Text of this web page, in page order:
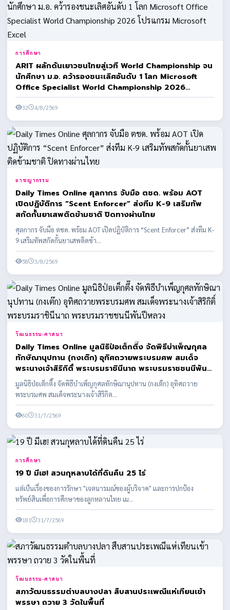
การศึกษา
ARIT ผลักดันเยาวชนไทยสู่เวที World Championship จน
นักศึกษา ม.อ. คว้ารองชนะเลิศอันดับ 1 โลก Microsoft
Office Specialist World Championship 2026
โปรแกรม Microsoft Excel
32 4/8/2569
อาชญากรรม
Daily Times Online ศุลกากร จับมือ ตชด. พร้อม AOT
เปิดปฏิบัติการ “Scent Enforcer” ส่งทีม K-9 เสริมทัพ
สกัดกั้นยาเสพติดข้ามชาติ ปิดทางผ่านไทย
ศุลกากร จับมือ ตชด. พร้อม AOT เปิดปฏิบัติการ “Scent Enforcer” ส่งทีม K-
9 เสริมทัพสกัดกั้นยาเสพติดข้า...
58 3/8/2569
วัฒนธรรม-ศาสนา
Daily Times Online มูลนิธิป่อเต็กตึ๊ง จัดพิธีบำเพ็ญกุศล
ทักษิณานุปทาน (กงเต๊ก) อุทิศถวายพระบรมศพ สมเด็จ
พระนางเจ้าสิริกิติ์ พระบรมราชินีนาถ พระบรมราชชนนีพันปี
หลวง
มูลนิธิป่อเต็กตึ๊ง จัดพิธีบำเพ็ญกุศลทักษิณานุปทาน (กงเต๊ก) อุทิศถวาย
พระบรมศพ สมเด็จพระนางเจ้าสิริกิต...
60 31/7/2569
การศึกษา
19 ปี มีเฮ! สวนกุหลาบได้ที่ดินคืน 25 ไร่
แต่เป็นเรื่องของการรักษา "เจตนารมณ์ของผู้บริจาค" และการปกป้อง
ทรัพย์สินเพื่อการศึกษาของลูกหลานไทย เม...
181 31/7/2569
วัฒนธรรม-ศาสนา
สภาวัฒนธรรมตำบลบางปลา สืบสานประเพณีแห่เทียนเข้า
พรรษา ถวาย 3 วัดในพื้นที่